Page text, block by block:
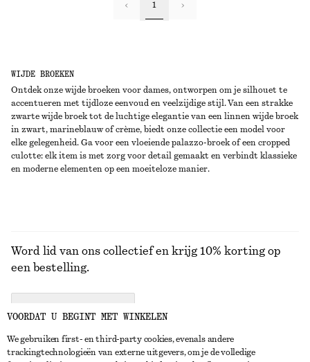
WIJDE BROEKEN
Ontdek onze wijde broeken voor dames, ontworpen om je silhouet te
accentueren met tijdloze eenvoud en veelzijdige stijl. Van een strakke
zwarte wijde broek tot de luchtige elegantie van een linnen wijde broek
in zwart, marineblauw of crème, biedt onze collectie een model voor
elke gelegenheid. Ga voor een vloeiende palazzo-broek of een cropped
culotte: elk item is met zorg voor detail gemaakt en verbindt klassieke
en moderne elementen op een moeiteloze manier.
1
Word lid van ons collectief en krijg 10% korting op
een bestelling.
VOORDAT U BEGINT MET WINKELEN
We gebruiken first- en third-party cookies, evenals andere
trackingtechnologieën van externe uitgevers, om je de volledige